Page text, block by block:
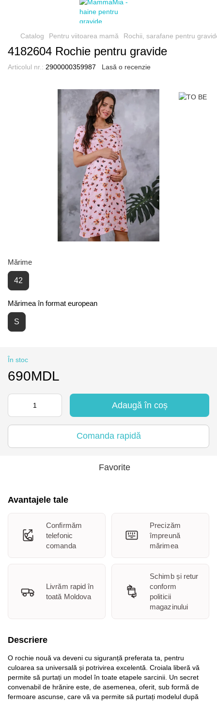
Catalog Pentru viitoarea mamă Rochii, sarafane pentru
4182604 Rochie pentru gravide
Articolul nr.: 2900000359987 Lasă o recenzie
Mărime
42
Mărimea în format european
S
În stoc
690MDL
Adaugă în coș
Comanda rapidă
Favorite
Avantajele tale
Confirmăm
telefonic
comanda
Precizăm
împreună
mărimea
Livrăm rapid în
toată Moldova
Schimb și retur
conform
politicii
magazinului
Descriere
O rochie nouă va deveni cu siguranță preferata ta, pentru
culoarea sa universală și potrivirea excelentă. Croiala liberă vă
permite să purtați un model în toate etapele sarcinii. Un secret
convenabil de hrănire este, de asemenea, oferit, sub formă de
fermoare ascunse, care vă va permite să purtați modelul după